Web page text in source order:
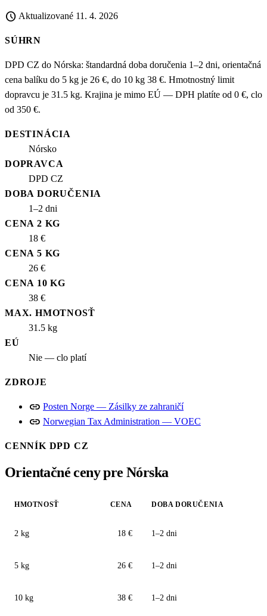
schedule Aktualizované 11. 4. 2026
SÚHRN
DPD CZ do Nórska: štandardná doba doručenia 1–2 dni, orientačná
cena balíku do 5 kg je 26 €, do 10 kg 38 €. Hmotnostný limit
dopravcu je 31.5 kg. Krajina je mimo EÚ — DPH platíte od 0 €, clo
od 350 €.
DESTINÁCIA
Nórsko
DOPRAVCA
DPD CZ
DOBA DORUČENIA
1–2 dni
CENA 2 KG
18 €
CENA 5 KG
26 €
CENA 10 KG
38 €
MAX. HMOTNOSŤ
31.5 kg
EÚ
Nie — clo platí
ZDROJE
link Posten Norge — Zásilky ze zahraničí
link Norwegian Tax Administration — VOEC
CENNÍK DPD CZ
Orientačné ceny pre Nórska
HMOTNOSŤ CENA DOBA DORUČENIA
2 kg 18 € 1–2 dni
5 kg 26 € 1–2 dni
10 kg 38 € 1–2 dni